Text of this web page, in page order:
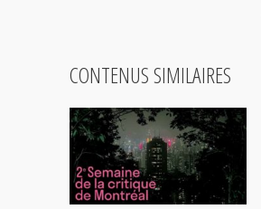
CONTENUS SIMILAIRES